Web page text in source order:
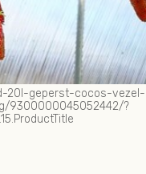
20l-geperst-cocos-
9300000045052442/?